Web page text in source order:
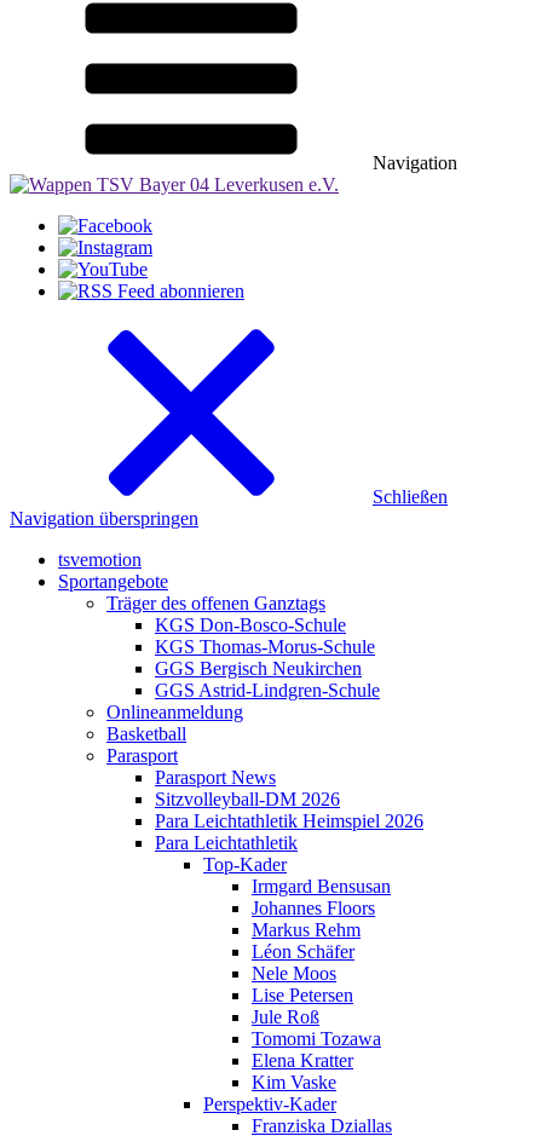
Navigation
Schließen
Navigation überspringen
tsvemotion
Sportangebote
Träger des offenen Ganztags
KGS Don-Bosco-Schule
KGS Thomas-Morus-Schule
GGS Bergisch Neukirchen
GGS Astrid-Lindgren-Schule
Onlineanmeldung
Basketball
Parasport
Parasport News
Sitzvolleyball-DM 2026
Para Leichtathletik Heimspiel 2026
Para Leichtathletik
Top-Kader
Irmgard Bensusan
Johannes Floors
Markus Rehm
Léon Schäfer
Nele Moos
Lise Petersen
Jule Roß
Tomomi Tozawa
Elena Kratter
Kim Vaske
Perspektiv-Kader
Franziska Dziallas